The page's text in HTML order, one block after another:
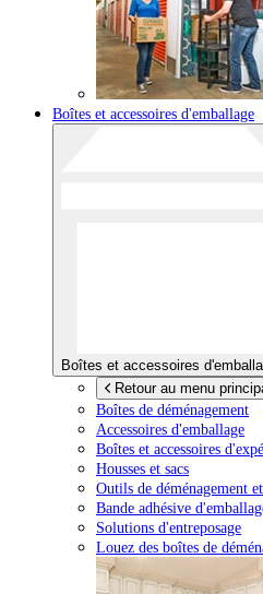
Boîtes et accessoires d'emballage
Boîtes et accessoires
Retour au menu
Boîtes de déménagement
Accessoires d'emballage
Boîtes et accessoires
Housses et sacs
Outils de déménagement
Bande adhésive
Solutions d'entreposage
Louez des boîtes de